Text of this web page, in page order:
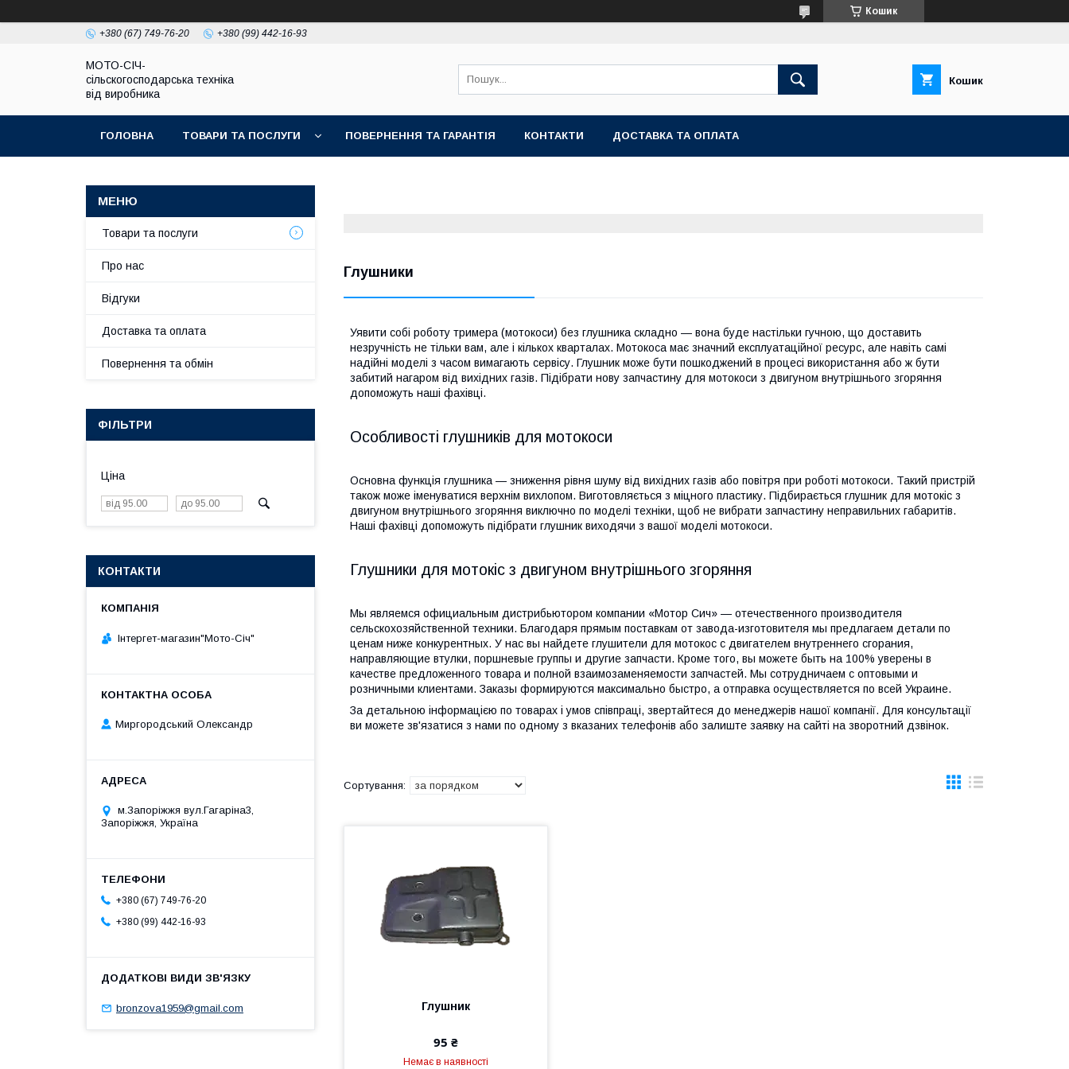
Кошик
+380 (67) 749-76-20 +380 (99) 442-16-93
МОТО-СІЧ-
сільскогосподарська техніка
від виробника
Кошик
ГОЛОВНА ТОВАРИ ТА ПОСЛУГИ ПОВЕРНЕННЯ ТА ГАРАНТІЯ КОНТАКТИ ДОСТАВКА ТА ОПЛАТА
Глушники
Уявити собі роботу тримера (мотокоси) без глушника складно — вона буде настільки гучною, що доставить
незручність не тільки вам, але і кількох кварталах. Мотокоса має значний експлуатаційної ресурс, але навіть самі
надійні моделі з часом вимагають сервісу. Глушник може бути пошкоджений в процесі використання або ж бути
забитий нагаром від вихідних газів. Підібрати нову запчастину для мотокоси з двигуном внутрішнього згоряння
допоможуть наші фахівці.
Особливості глушників для мотокоси
Основна функція глушника — зниження рівня шуму від вихідних газів або повітря при роботі мотокоси. Такий пристрій
також може іменуватися верхнім вихлопом. Виготовляється з міцного пластику. Підбирається глушник для мотокіс з
двигуном внутрішнього згоряння виключно по моделі техніки, щоб не вибрати запчастину неправильних габаритів.
Наші фахівці допоможуть підібрати глушник виходячи з вашої моделі мотокоси.
Глушники для мотокіс з двигуном внутрішнього згоряння
Мы являемся официальным дистрибьютором компании «Мотор Сич» — отечественного производителя
сельскохозяйственной техники. Благодаря прямым поставкам от завода-изготовителя мы предлагаем детали по
ценам ниже конкурентных. У нас вы найдете глушители для мотокос с двигателем внутреннего сгорания,
направляющие втулки, поршневые группы и другие запчасти. Кроме того, вы можете быть на 100% уверены в
качестве предложенного товара и полной взаимозаменяемости запчастей. Мы сотрудничаем с оптовыми и
розничными клиентами. Заказы формируются максимально быстро, а отправка осуществляется по всей Украине.
За детальною інформацією по товарах і умов співпраці, звертайтеся до менеджерів нашої компанії. Для консультації
ви можете зв'язатися з нами по одному з вказаних телефонів або залиште заявку на сайті на зворотний дзвінок.
Глушник
95 ₴
Немає в наявності
Товари та послуги
Про нас
Відгуки
Доставка та оплата
Повернення та обмін
ФІЛЬТРИ
Ціна
КОНТАКТИ
Інтергет-магазин"Мото-Січ"
Миргородський Олександр
м.Запоріжжя вул.Гагаріна3,
Запоріжжя, Україна
+380 (67) 749-76-20
+380 (99) 442-16-93
bronzova1959@gmail.com